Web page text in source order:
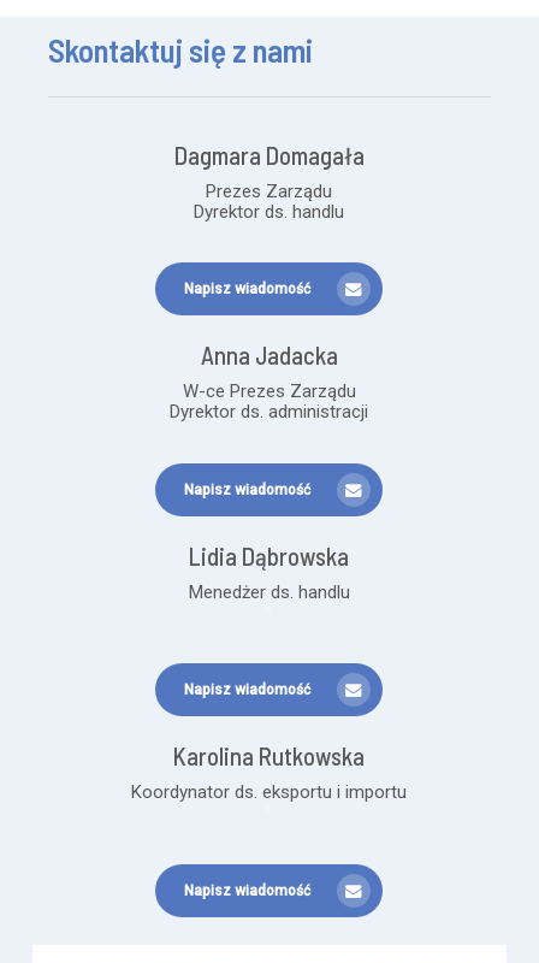
Skontaktuj się z nami
Dagmara Domagała
Prezes Zarządu
Dyrektor ds. handlu
Napisz wiadomość
Anna Jadacka
W-ce Prezes Zarządu
Dyrektor ds. administracji
Napisz wiadomość
Lidia Dąbrowska
Menedżer ds. handlu
Napisz wiadomość
Karolina Rutkowska
Koordynator ds. eksportu i importu
Napisz wiadomość